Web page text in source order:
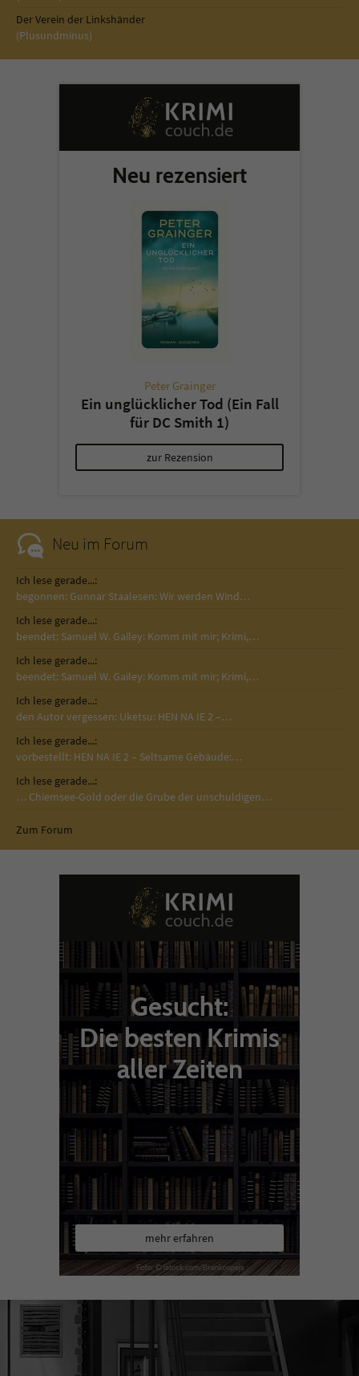
Der Verein der Linkshänder
(Plusundminus)
Neu rezensiert
Peter Grainger
Ein unglücklicher Tod (Ein Fall
für DC Smith 1)
zur Rezension
Neu im Forum
Ich lese gerade...:
begonnen: Gunnar Staalesen: Wir werden Wind…
Ich lese gerade...:
beendet: Samuel W. Gailey: Komm mit mir; Krimi,…
Ich lese gerade...:
beendet: Samuel W. Gailey: Komm mit mir; Krimi,…
Ich lese gerade...:
den Autor vergessen: Uketsu: HEN NA IE 2 –…
Ich lese gerade...:
vorbestellt: HEN NA IE 2 – Seltsame Gebäude:…
Ich lese gerade...:
… Chiemsee-Gold oder die Grube der unschuldigen…
Zum Forum
Gesucht:
Die besten Krimis
aller Zeiten
mehr erfahren